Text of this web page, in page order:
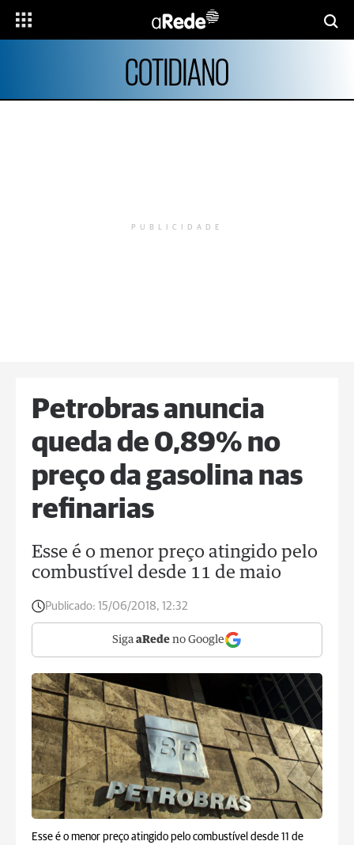
COTIDIANO
PUBLICIDADE
Petrobras anuncia
queda de 0,89% no
preço da gasolina nas
refinarias
Esse é o menor preço atingido pelo
combustível desde 11 de maio
Publicado: 15/06/2018, 12:32
Siga aRede no Google
Esse é o menor preço atingido pelo combustível desde 11 de